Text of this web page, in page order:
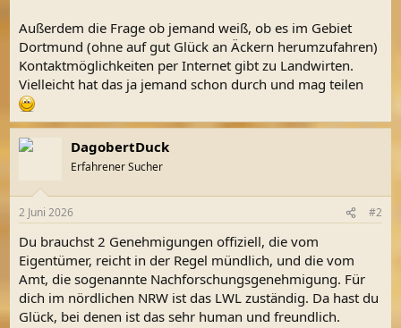
Außerdem die Frage ob jemand weiß, ob es im Gebiet
Dortmund (ohne auf gut Glück an Äckern herumzufahren)
Kontaktmöglichkeiten per Internet gibt zu Landwirten.
Vielleicht hat das ja jemand schon durch und mag teilen
DagobertDuck
Erfahrener Sucher
2 Juni 2026 #2
Du brauchst 2 Genehmigungen offiziell, die vom
Eigentümer, reicht in der Regel mündlich, und die vom
Amt, die sogenannte Nachforschungsgenehmigung. Für
dich im nördlichen NRW ist das LWL zuständig. Da hast du
Glück, bei denen ist das sehr human und freundlich.